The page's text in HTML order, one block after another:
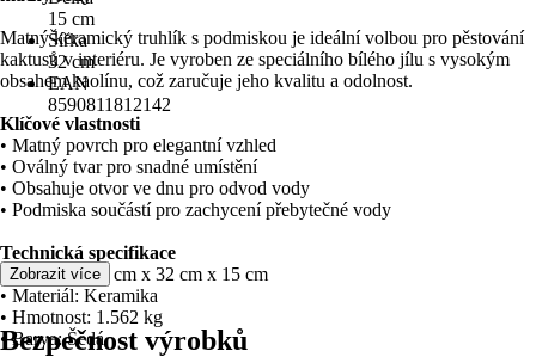
15 cm
Šířka
32 cm
EAN
8590811812142
Matný keramický truhlík s podmiskou je ideální volbou pro pěstování
kaktusů v interiéru. Je vyroben ze speciálního bílého jílu s vysokým
obsahem kaolínu, což zaručuje jeho kvalitu a odolnost.
Klíčové vlastnosti
• Matný povrch pro elegantní vzhled
• Oválný tvar pro snadné umístění
• Obsahuje otvor ve dnu pro odvod vody
• Podmiska součástí pro zachycení přebytečné vody
Technická specifikace
• Rozměry: 11 cm x 32 cm x 15 cm
• Materiál: Keramika
• Hmotnost: 1.562 kg
• Barva: Šedá
Zobrazit více
Bezpečnost výrobků